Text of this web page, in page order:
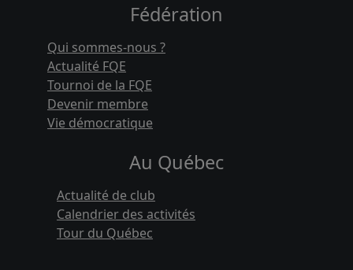
Fédération
Qui sommes-nous ?
Actualité FQE
Tournoi de la FQE
Devenir membre
Vie démocratique
Au Québec
Actualité de club
Calendrier des activités
Tour du Québec